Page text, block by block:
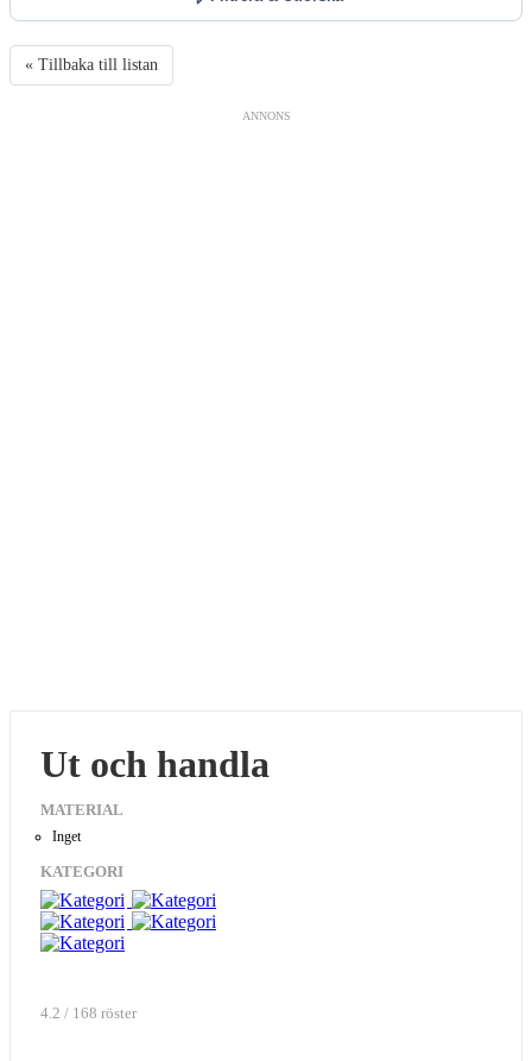
« Tillbaka till listan
ANNONS
Ut och handla
MATERIAL
Inget
KATEGORI
4.2 / 168 röster